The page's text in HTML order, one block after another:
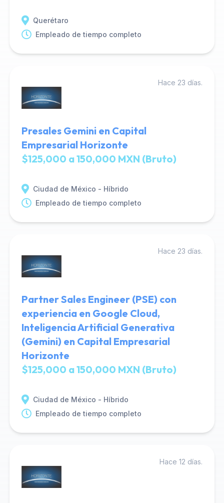
Querétaro
Empleado de tiempo completo
Hace 23 días.
Presales Gemini en Capital
Empresarial Horizonte
$125,000 a 150,000 MXN (Bruto)
Ciudad de México - Híbrido
Empleado de tiempo completo
Hace 23 días.
Partner Sales Engineer (PSE) con
experiencia en Google Cloud,
Inteligencia Artificial Generativa
(Gemini) en Capital Empresarial
Horizonte
$125,000 a 150,000 MXN (Bruto)
Ciudad de México - Híbrido
Empleado de tiempo completo
Hace 12 días.